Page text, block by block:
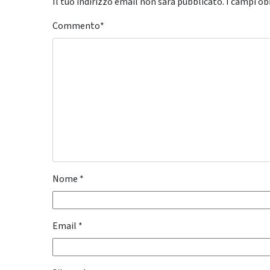
Commento*
Nome *
Email *